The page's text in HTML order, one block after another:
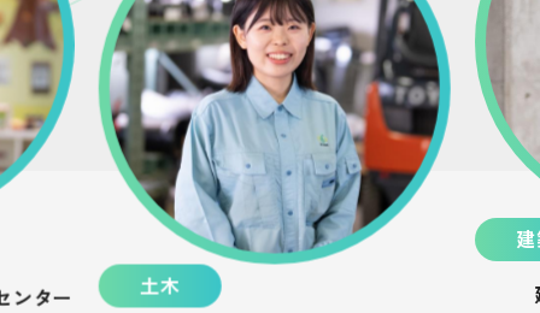
ンター
土木
建